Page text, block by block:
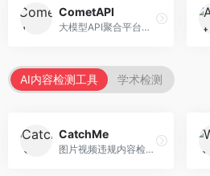
CometAPI
大模型API聚合平台，整合多种AI模型服务。面向开发者，提供统一接口、模型切换、监控分析等服务，API管理便捷。
AI内容检测工具 学术检测
CatchMe
图片视频违规内容检测平台，专注于视觉内容安全。面向内容平台，提供图片审核、视频审核、直播监控等服务，视觉检测专业。